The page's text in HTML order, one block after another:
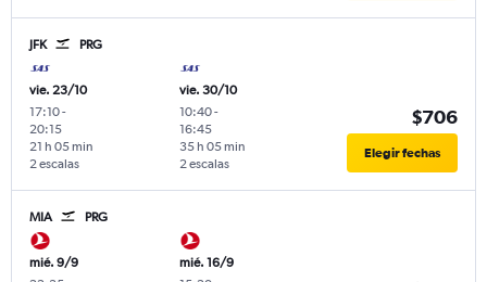
JFK PRG
vie. 23/10
17:10-
20:15
2 escalas
21 h 05 min
vie. 30/10
10:40-
16:45
2 escalas
35 h 05 min
$706
Elegir fechas
MIA PRG
mié. 9/9
mié. 16/9